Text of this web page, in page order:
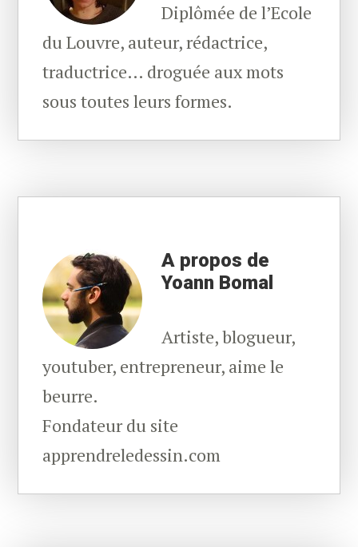
Diplômée de l’Ecole
du Louvre, auteur, rédactrice,
traductrice… droguée aux mots
sous toutes leurs formes.
A propos de
Yoann Bomal
Artiste, blogueur,
youtuber, entrepreneur, aime le
beurre.
Fondateur du site
apprendreledessin.com